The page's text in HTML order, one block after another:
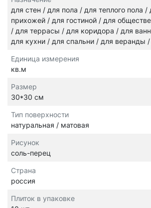
для стен / для пола / для теплого пола
прихожей / для гостиной / для
/ для террасы / для коридора / для
для кухни / для спальни / для веранды
Единица измерения
кв.м
Размер
30*30 см
Тип поверхности
натуральная / матовая
Рисунок
соль-перец
Страна
россия
Плиток в упаковке